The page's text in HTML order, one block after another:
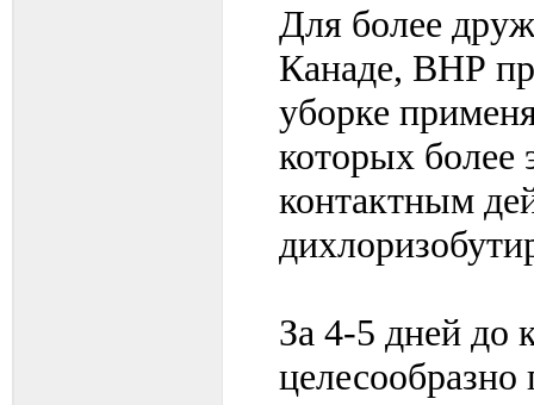
Для более
Канаде, ВНР
уборке
которых
контактным
За 4-5 дней до